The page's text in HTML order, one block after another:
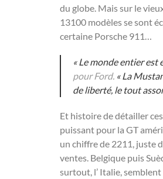
du globe. Mais sur le
13100 modèles se sont
certaine Porsche 911…
« Le monde entier
pourFord. « La
de liberté, le tout
Et histoire de détailler
puissant pour la GT
un chiffre de 2211, juste
ventes. Belgique puis
surtout, l’ Italie,